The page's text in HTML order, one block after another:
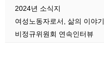
2024년 소식지
여성노동자로서, 삶의 이야기
비정규위원회 연속인터뷰